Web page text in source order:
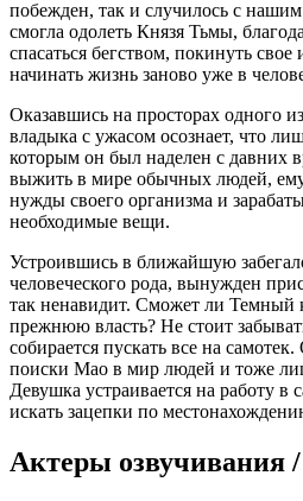
побежден, так и случилось с
смогла одолеть Князя Тьмы,
спасаться бегством, покинуть
начинать жизнь заново уже в
Оказавшись на просторах одного
владыка с ужасом осознает, что
которым он был наделен с давних
выжить в мире обычных людей,
нужды своего организма и
необходимые вещи.
Устроившись в ближайшую
человеческого рода, вынужден
так ненавидит. Сможет ли Темный
прежнюю власть? Не стоит
собирается пускать все на
поиски Мао в мир людей и тоже
Девушка устраивается на работу в
искать зацепки по
Актеры озвучивания